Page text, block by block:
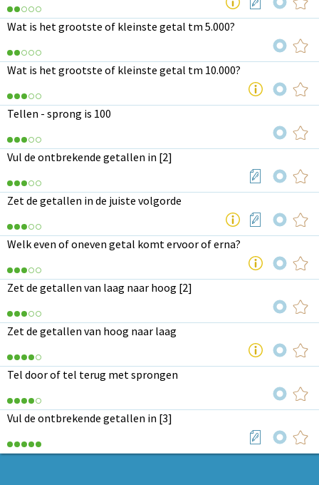
Wat is het grootste of kleinste getal tm 5.000?
Wat is het grootste of kleinste getal tm 10.000?
Tellen - sprong is 100
Vul de ontbrekende getallen in [2]
Zet de getallen in de juiste volgorde
Welk even of oneven getal komt ervoor of erna?
Zet de getallen van laag naar hoog [2]
Zet de getallen van hoog naar laag
Tel door of tel terug met sprongen
Vul de ontbrekende getallen in [3]